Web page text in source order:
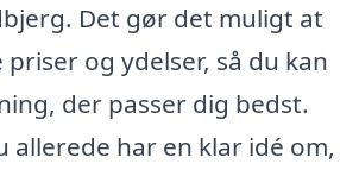
Det gør det muligt at
og ydelser, så du kan
der passer dig bedst.
allerede har en klar idé om,